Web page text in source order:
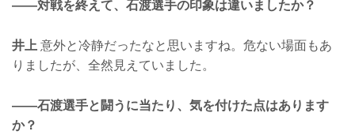
——対戦を終えて、石渡選手の印象は違いましたか？
井上 意外と冷静だったなと思いますね。危ない場面もあ
りましたが、全然見えていました。
——石渡選手と闘うに当たり、気を付けた点はあります
か？